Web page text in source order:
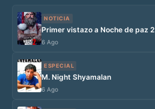
NOTICIA
Primer vistazo a Noche de paz 2
6 Ago
ESPECIAL
M. Night Shyamalan
6 Ago